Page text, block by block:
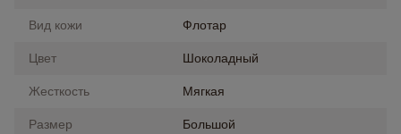
Вид кожи Флотар
Цвет Шоколадный
Жесткость Мягкая
Размер Большой